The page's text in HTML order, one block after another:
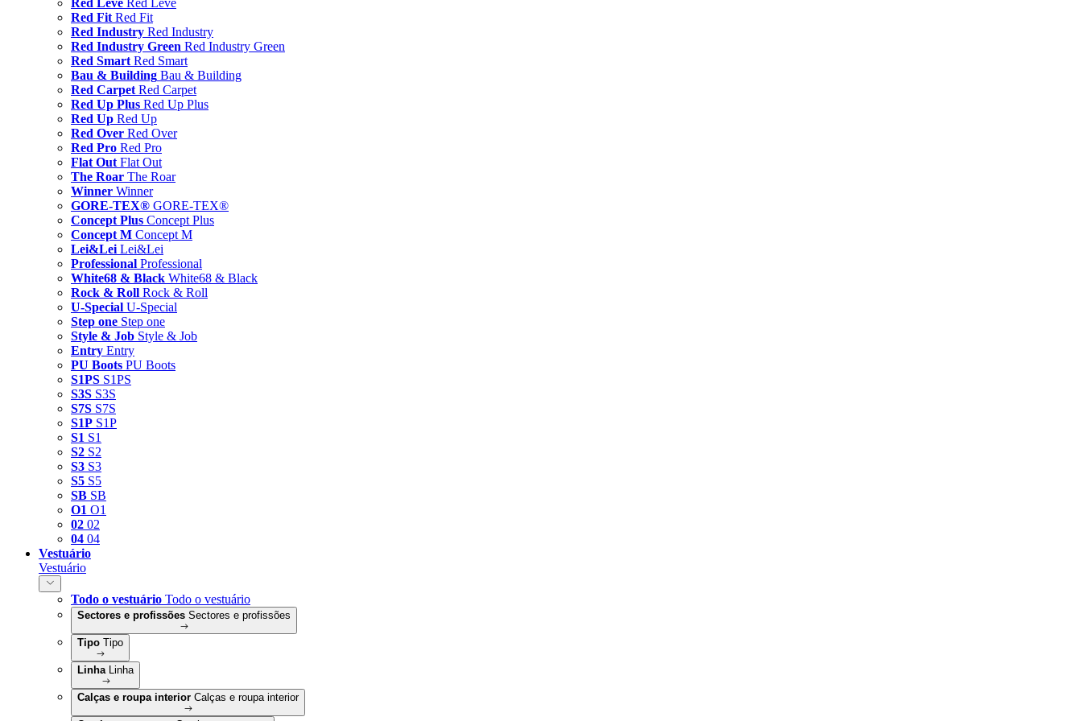
Red Fit Red Fit
Red Industry Red Industry
Red Industry Green Red Industry Green
Red Smart Red Smart
Bau & Building Bau & Building
Red Carpet Red Carpet
Red Up Plus Red Up Plus
Red Up Red Up
Red Over Red Over
Red Pro Red Pro
Flat Out Flat Out
The Roar The Roar
Winner Winner
GORE-TEX® GORE-TEX®
Concept Plus Concept Plus
Concept M Concept M
Lei&Lei Lei&Lei
Professional Professional
White68 & Black White68 & Black
Rock & Roll Rock & Roll
U-Special U-Special
Step one Step one
Style & Job Style & Job
Entry Entry
PU Boots PU Boots
S1PS S1PS
S3S S3S
S7S S7S
S1P S1P
S1 S1
S2 S2
S3 S3
S5 S5
SB SB
O1 O1
02 02
04 04
Vestuário
Vestuário
Todo o vestuário Todo o vestuário
Sectores e profissões Sectores e profissões
Tipo Tipo
Linha Linha
Calças e roupa interior Calças e roupa interior